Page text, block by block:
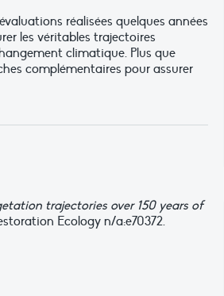
réalisées quelques années
les véritables trajectoires
climatique. Plus que
complémentaires pour assurer
trajectories over 150 years of
Ecology n/a:e70372.